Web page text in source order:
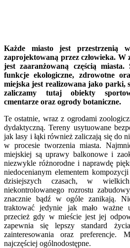
Każde miasto jest przestrzenią
zaprojektowaną przez człowieka. W
jest zaaranżowaną częścią miasta.
funkcje ekologiczne, zdrowotne
miejska jest realizowana jako parki,
zaliczamy tutaj obiekty
cmentarze oraz ogrody botaniczne.
Te ostatnie, wraz z ogrodami
dydaktyczną. Tereny usytuowane
jak lasy i łąki również zaliczają się do
w procesie tworzenia miasta.
miejskiej są uprawy balkonowe i
niezwykle różnorodne i naprawdę
niedocenianym elementem
dzisiejszych czasach, w
niekontrolowanego rozrostu
znacznie bądź w ogóle zanikają.
traktować jedynie jak mało ważne
przecież gdy w mieście jest jej
zapewnia się lepszy standard
zainteresowania oraz preferencje.
najczęściej ogólnodostępne.